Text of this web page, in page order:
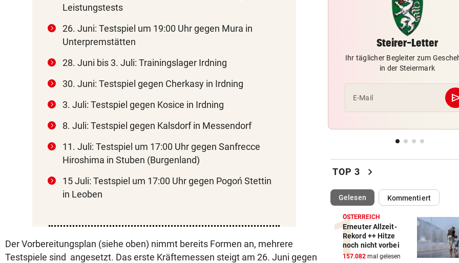
Leistungstests
26. Juni: Testspiel um 19:00 Uhr gegen Mura in
Unterpremstätten
28. Juni bis 3. Juli: Trainingslager Irdning
30. Juni: Testspiel gegen Cherkasy in Irdning
3. Juli: Testspiel gegen Kosice in Irdning
8. Juli: Testspiel gegen Kalsdorf in Messendorf
11. Juli: Testspiel um 17:00 Uhr gegen Sanfrecce
Hiroshima in Stuben (Burgenland)
15 Juli: Testspiel um 17:00 Uhr gegen Pogoń Stettin
in Leoben
Der Vorbereitungsplan (siehe oben) nimmt bereits Formen an, mehrere
Testspiele sind angesetzt. Das erste Kräftemessen steigt am 26. Juni gegen
CONFERENCE LEAGUE
Später Doppelschlag fixiert
Rapid-Sieg in Estland
Warten auf Hitze-Hilfen der
42,2 GRAD! vor 3
Auch in der Slowakei neuer
TV-Star geht mit Kanzler
hart ins Gericht
ZAHLREICHE EINSÄTZE
Bach wurde in Pinzgauer Ort
reißendem Fluss
WUNDER MUSS HER vor
Fünfmal probiert – einmal
Steirer-Letter
Ihr täglicher Begleiter zum
in der Steiermark
E-Mail
TOP 3 chevron_right
Gelesen(ausgewählt)Kommentiert
ÖSTERREICH
Erneuter Allzeit-
Rekord ++ Hitze
noch nicht vorbei
157.082 mal gelesen